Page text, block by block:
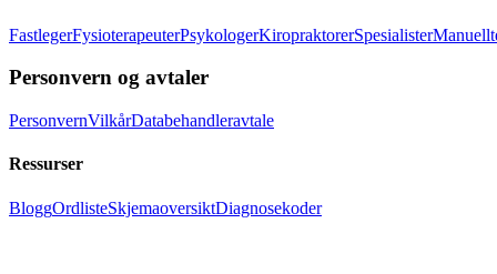
FastlegerFysioterapeuterPsykologerKiropraktorerSpesialister
Personvern og avtaler
PersonvernVilkårDatabehandleravtale
Ressurser
BloggOrdlisteSkjemaoversiktDiagnosekoder